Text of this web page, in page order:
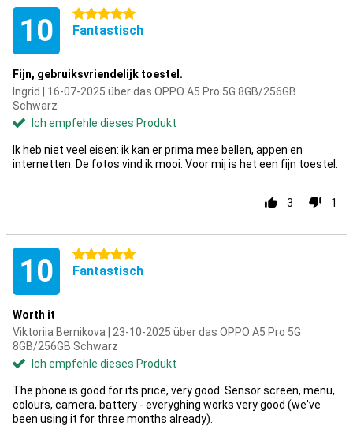
10 5 Sterne
Fantastisch
Fijn, gebruiksvriendelijk toestel.
Ingrid | 16-07-2025 über das OPPO A5 Pro 5G 8GB/256GB
Schwarz
Ich empfehle dieses Produkt
Ik heb niet veel eisen: ik kan er prima mee bellen, appen en
internetten. De fotos vind ik mooi. Voor mij is het een fijn toestel.
3 1
10 5 Sterne
Fantastisch
Worth it
Viktoriia Bernikova | 23-10-2025 über das OPPO A5 Pro 5G
8GB/256GB Schwarz
Ich empfehle dieses Produkt
The phone is good for its price, very good. Sensor screen, menu,
colours, camera, battery - everyghing works very good (we've
been using it for three months already).